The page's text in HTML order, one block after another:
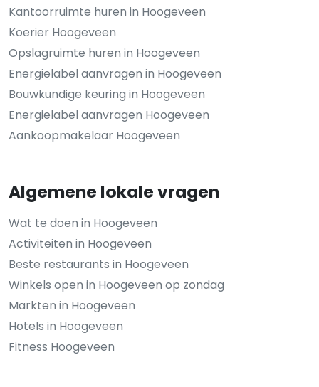
Kantoorruimte huren in Hoogeveen
Koerier Hoogeveen
Opslagruimte huren in Hoogeveen
Energielabel aanvragen in Hoogeveen
Bouwkundige keuring in Hoogeveen
Energielabel aanvragen Hoogeveen
Aankoopmakelaar Hoogeveen
Algemene lokale vragen
Wat te doen in Hoogeveen
Activiteiten in Hoogeveen
Beste restaurants in Hoogeveen
Winkels open in Hoogeveen op zondag
Markten in Hoogeveen
Hotels in Hoogeveen
Fitness Hoogeveen